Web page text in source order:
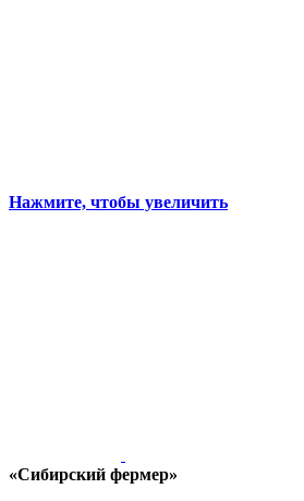
«Сибирский фермер»
Нажмите, чтобы увеличить